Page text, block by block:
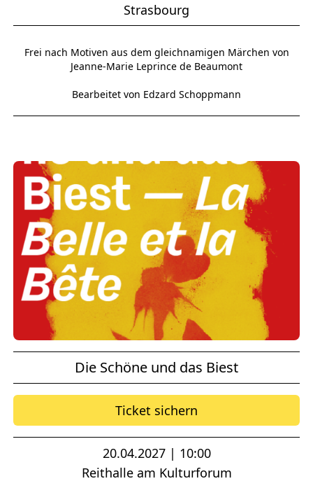
Strasbourg
Frei nach Motiven aus dem gleichnamigen Märchen von
Jeanne-Marie Leprince de Beaumont
Bearbeitet von Edzard Schoppmann
Die Schöne und das Biest
Ticket sichern
20.04.2027 | 10:00
Reithalle am Kulturforum